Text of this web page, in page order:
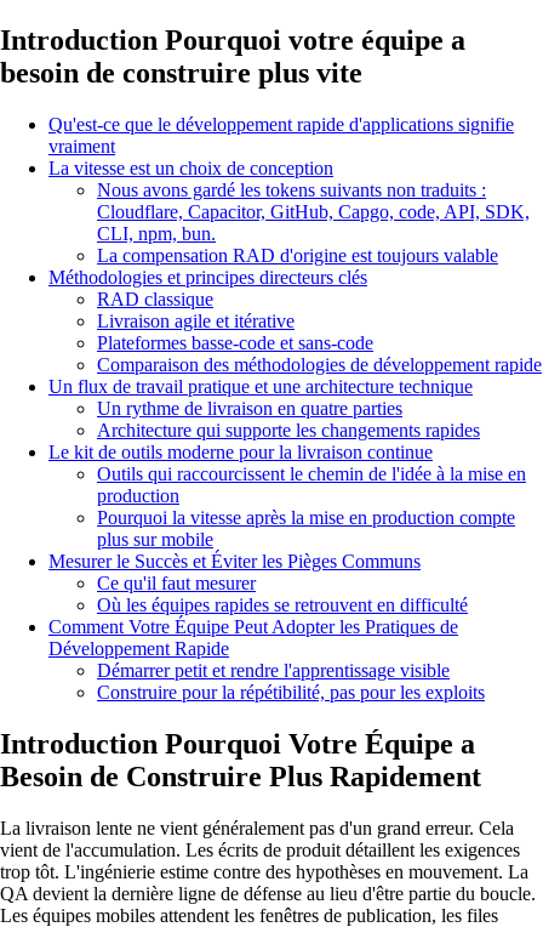
Introduction Pourquoi votre équipe a
besoin de construire plus vite
Qu'est-ce que le développement rapide d'applications signifie
vraiment
La vitesse est un choix de conception
Nous avons gardé les tokens suivants non traduits :
Cloudflare, Capacitor, GitHub, Capgo, code, API, SDK,
CLI, npm, bun.
La compensation RAD d'origine est toujours valable
Méthodologies et principes directeurs clés
RAD classique
Livraison agile et itérative
Plateformes basse-code et sans-code
Comparaison des méthodologies de développement rapide
Un flux de travail pratique et une architecture technique
Un rythme de livraison en quatre parties
Architecture qui supporte les changements rapides
Le kit de outils moderne pour la livraison continue
Outils qui raccourcissent le chemin de l'idée à la mise en
production
Pourquoi la vitesse après la mise en production compte
plus sur mobile
Mesurer le Succès et Éviter les Pièges Communs
Ce qu'il faut mesurer
Où les équipes rapides se retrouvent en difficulté
Comment Votre Équipe Peut Adopter les Pratiques de
Développement Rapide
Démarrer petit et rendre l'apprentissage visible
Construire pour la répétibilité, pas pour les exploits
Introduction Pourquoi Votre Équipe a
Besoin de Construire Plus Rapidement
La livraison lente ne vient généralement pas d'un grand erreur. Cela
vient de l'accumulation. Les écrits de produit détaillent les exigences
trop tôt. L'ingénierie estime contre des hypothèses en mouvement. La
QA devient la dernière ligne de défense au lieu d'être partie du boucle.
Les équipes mobiles attendent les fenêtres de publication, les files